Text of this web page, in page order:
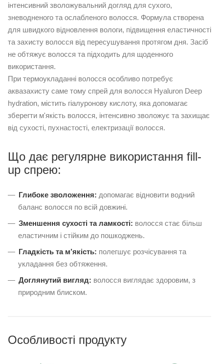
інтенсивний зволожувальний догляд для сухого,
зневодненого та ослабленого волосся. Формула створена
для швидкого відновлення вологи, підвищення еластичності
та захисту волосся від пересушування протягом дня. Засіб
не обтяжує волосся та підходить для щоденного
використання.
При термоукладанні волосся особливо потребує
аквазахисту саме тому спрей для волосся Hyaluron Deep
hydration, містить гіалуронову кислоту, яка допомагає
зберегти м'якість волосся, інтенсивно зволожує та захищає
від сухості, пухнастості, електризації волосся.
Що дає регулярне використання fill-
up спрею:
Глибоке зволоження: допомагає відновити водний
баланс волосся по всій довжині.
Зменшення сухості та ламкості: волосся стає більш
еластичним і стійким до пошкоджень.
Гладкість та м’якість: полегшує розчісування та
укладання без обтяження.
Доглянутий вигляд: волосся виглядає здоровим, з
природним блиском.
Особливості продукту